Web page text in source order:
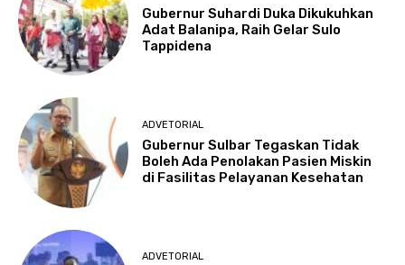
Gubernur Suhardi Duka Dikukuhkan
Adat Balanipa, Raih Gelar Sulo
Tappidena
ADVETORIAL
Gubernur Sulbar Tegaskan Tidak
Boleh Ada Penolakan Pasien Miskin
di Fasilitas Pelayanan Kesehatan
ADVETORIAL